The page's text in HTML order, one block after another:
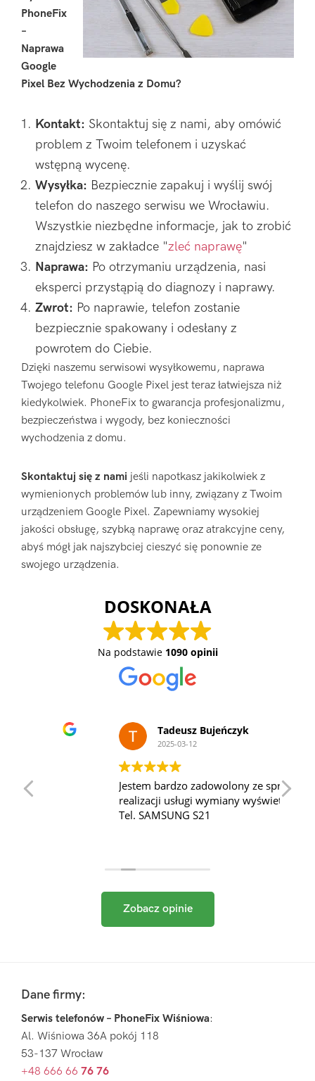
PhoneFix
–
Naprawa
Google
Pixel Bez Wychodzenia z Domu?
Kontakt: Skontaktuj się z nami, aby omówić
problem z Twoim telefonem i uzyskać
wstępną wycenę.
Wysyłka: Bezpiecznie zapakuj i wyślij swój
telefon do naszego serwisu we Wrocławiu.
Wszystkie niezbędne informacje, jak to zrobić
znajdziesz w zakładce "zleć naprawę"
Naprawa: Po otrzymaniu urządzenia, nasi
eksperci przystąpią do diagnozy i naprawy.
Zwrot: Po naprawie, telefon zostanie
bezpiecznie spakowany i odesłany z
powrotem do Ciebie.
Dzięki naszemu serwisowi wysyłkowemu, naprawa
Twojego telefonu Google Pixel jest teraz łatwiejsza niż
kiedykolwiek. PhoneFix to gwarancja profesjonalizmu,
bezpieczeństwa i wygody, bez konieczności
wychodzenia z domu.
Skontaktuj się z nami jeśli napotkasz jakikolwiek z
wymienionych problemów lub inny, związany z Twoim
urządzeniem Google Pixel. Zapewniamy wysokiej
jakości obsługę, szybką naprawę oraz atrakcyjne ceny,
abyś mógł jak najszybciej cieszyć się ponownie ze
swojego urządzenia.
DOSKONAŁA
Na podstawie 1090 opinii
Tadeusz Bujeńczyk
2025-03-12
Jestem bardzo zadowolony ze sprawnej
realizacji usługi wymiany wyświetlacza w
Tel. SAMSUNG S21
Zobacz opinie
Sidebar
FooterDane firmy:
Serwis telefonów – PhoneFix Wiśniowa:
Al. Wiśniowa 36A pokój 118
53-137 Wrocław
+48 666 66 76 76